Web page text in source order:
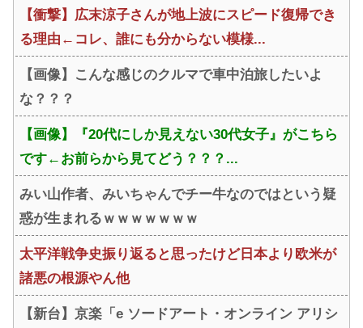
【衝撃】広末涼子さんが地上波にスピード復帰でき
る理由←コレ、誰にも分からない模様...
【画像】こんな感じのクルマで車中泊旅したいよ
な？？？
【画像】『20代にしか見えない30代女子』がこちら
です←お前らから見てどう？？？...
みい山作者、みいちゃんでチー牛なのではという疑
惑が生まれるｗｗｗｗｗｗｗ
太平洋戦争史振り返ると思ったけど日本より欧米が
諸悪の根源やん他
【新台】京楽「e ソードアート・オンライン アリシ